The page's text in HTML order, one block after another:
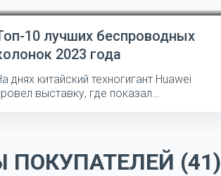
10 лучших беспроводных
2023 года
днях китайский техногигант Huawei
выставку, где показал
(41)